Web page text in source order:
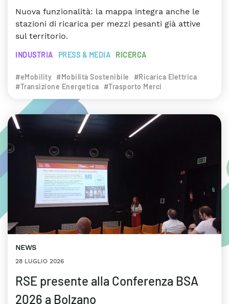
Nuova funzionalità: la mappa integra anche le
stazioni di ricarica per mezzi pesanti già attive
sul territorio.
INDUSTRIA PRESS & MEDIA RICERCA
#eMobility #Mobilità Sostenibile
#Ricarica Elettrica
#Transizione Energetica
#Trasporto Merci
NEWS
28 LUGLIO 2026
RSE presente alla Conferenza BSA
2026 a Bolzano